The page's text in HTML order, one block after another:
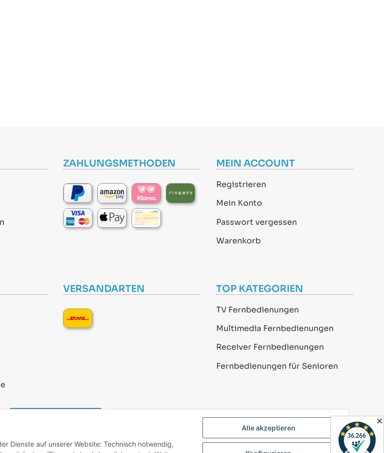
ZAHLUNGSMETHODEN MEIN ACCOUNT
Registrieren
Mein Konto
Passwort vergessen
Warenkorb
VERSANDARTEN TOP KATEGORIEN
TV Fernbedienungen
Multimedia Fernbedienungen
Receiver Fernbedienungen
Fernbedienungen für Senioren
inkl. gesetzlicher USt., zzgl. Versand
Alle akzeptieren
Dienste auf unserer Website: Technisch notwendig,
✕